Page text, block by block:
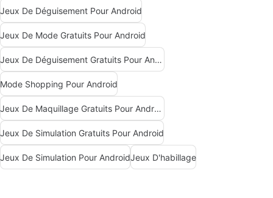
Jeux De Déguisement Pour Android
Jeux De Mode Gratuits Pour Android
Jeux De Déguisement Gratuits Pour Android
Mode Shopping Pour Android
Jeux De Maquillage Gratuits Pour Android
Jeux De Simulation Gratuits Pour Android
Jeux De Simulation Pour AndroidJeux D'habillage